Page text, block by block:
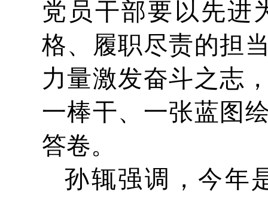
党员干部要以先进
格、履职尽责的担
力量激发奋斗之志
一棒干、一张蓝图
答卷。
孙辄强调，今年